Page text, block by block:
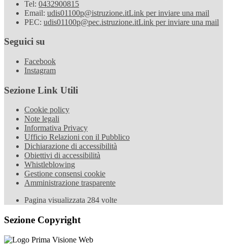
Tel: 0432900815
Email: udis01100p@istruzione.itLink per inviare una mail
PEC: udis01100p@pec.istruzione.itLink per inviare una mail
Seguici su
Facebook
Instagram
Sezione Link Utili
Cookie policy
Note legali
Informativa Privacy
Ufficio Relazioni con il Pubblico
Dichiarazione di accessibilità
Obiettivi di accessibilità
Whistleblowing
Gestione consensi cookie
Amministrazione trasparente
Pagina visualizzata 284 volte
Sezione Copyright